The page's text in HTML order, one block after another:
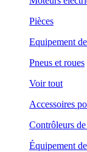
Pièces
Equipement
Pneus et roues
Voir tout
Accessoires
Contrôleurs
Équipement